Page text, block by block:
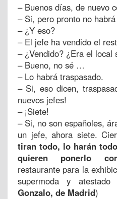
– Buenos días, de nuevo
– Si, pero pronto no
– ¿Y eso?
– El jefe ha vendido el
– ¿Vendido? ¿Era el local
– Bueno, no sé …
– Lo habrá traspasado.
– Si, eso dicen,
nuevos jefes!
– ¡Siete!
– Si, no son españoles,
un jefe, ahora siete.
tiran todo, lo harán
quieren ponerlo
restaurante para la
supermoda y
Gonzalo, de Madrid)